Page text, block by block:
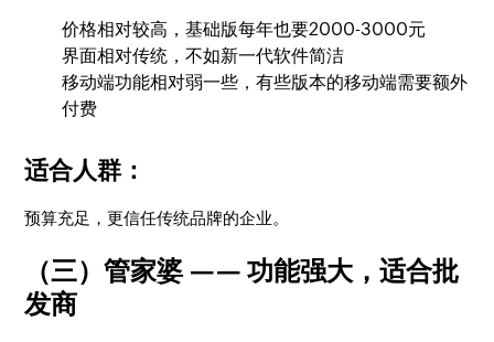
价格相对较高，基础版每年也要2000-3000元
界面相对传统，不如新一代软件简洁
移动端功能相对弱一些，有些版本的移动端需要额外
付费
适合人群：
预算充足，更信任传统品牌的企业。
（三）管家婆 —— 功能强大，适合批
发商